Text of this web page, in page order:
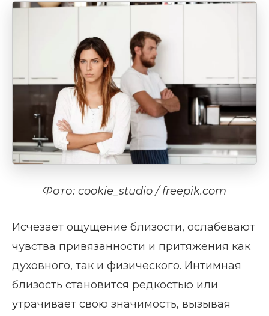
Фото: cookie_studio / freepik.com
Исчезает ощущение близости, ослабевают
чувства привязанности и притяжения как
духовного, так и физического. Интимная
близость становится редкостью или
утрачивает свою значимость, вызывая